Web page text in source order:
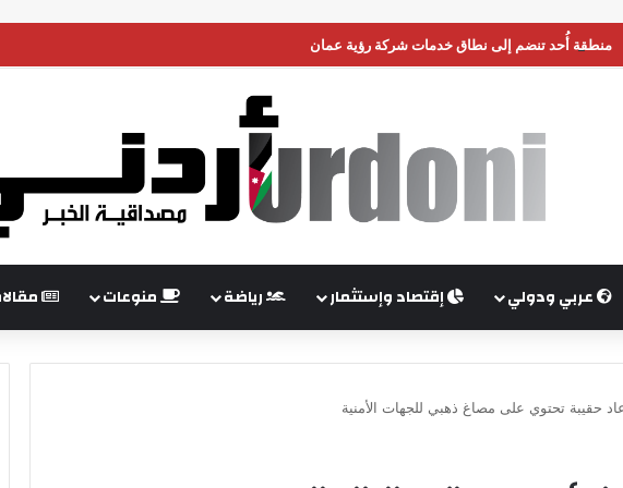
منطقة أُحد تنضم إلى نطاق خدمات شركة رؤية عمان
عربي ودولي إقتصاد وإستثمار رياضة منوعات
حقيبة تحتوي على مصاغ ذهبي للجهات الأمنية